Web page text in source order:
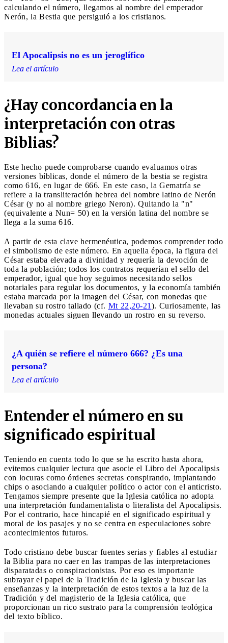
calculando el número, llegamos al nombre del emperador
Nerón, la Bestia que persiguió a los cristianos.
El Apocalipsis no es un jeroglífico
Lea el artículo
¿Hay concordancia en la
interpretación con otras
Biblias?
Este hecho puede comprobarse cuando evaluamos otras
versiones bíblicas, donde el número de la bestia se registra
como 616, en lugar de 666. En este caso, la Gematría se
refiere a la transliteración hebrea del nombre latino de Nerón
César (y no al nombre griego Neron). Quitando la "n"
(equivalente a Nun= 50) en la versión latina del nombre se
llega a la suma 616.
A partir de esta clave hermenéutica, podemos comprender todo
el simbolismo de este número. En aquella época, la figura del
César estaba elevada a divinidad y requería la devoción de
toda la población; todos los contratos requerían el sello del
emperador, igual que hoy seguimos necesitando sellos
notariales para regular los documentos, y la economía también
estaba marcada por la imagen del César, con monedas que
llevaban su rostro tallado (cf. Mt 22,20-21 ). Curiosamente, las
monedas actuales siguen llevando un rostro en su reverso.
¿A quién se refiere el número 666? ¿Es una
persona?
Lea el artículo
Entender el número en su
significado espiritual
Teniendo en cuenta todo lo que se ha escrito hasta ahora,
evitemos cualquier lectura que asocie el Libro del Apocalipsis
con locuras como órdenes secretas conspirando, implantando
chips o asociando a cualquier político o actor con el anticristo.
Tengamos siempre presente que la Iglesia católica no adopta
una interpretación fundamentalista o literalista del Apocalipsis.
Por el contrario, hace hincapié en el significado espiritual y
moral de los pasajes y no se centra en especulaciones sobre
acontecimientos futuros.
Todo cristiano debe buscar fuentes serias y fiables al estudiar
la Biblia para no caer en las trampas de las interpretaciones
disparatadas o conspiracionistas. Por eso es importante
subrayar el papel de la Tradición de la Iglesia y buscar las
enseñanzas y la interpretación de estos textos a la luz de la
Tradición y del magisterio de la Iglesia católica, que
proporcionan un rico sustrato para la comprensión teológica
del texto bíblico.